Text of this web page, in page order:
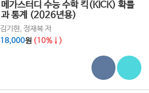
메가스터디 수능 수학 킥(KICK) 확률
과 통계 (2026년용)
김기현, 정재복 저
18,000원 (10%↓)